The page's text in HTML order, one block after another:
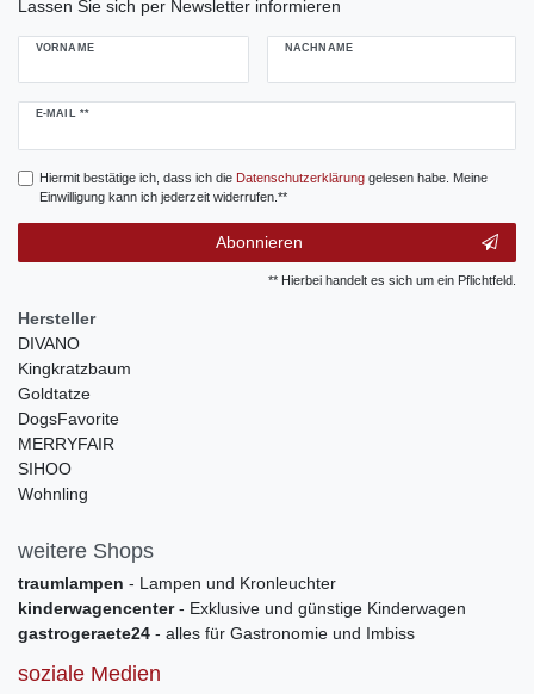
Lassen Sie sich per Newsletter informieren
VORNAME NACHNAME
E-MAIL **
Newsletter
Hiermit bestätige ich, dass ich die Daten­schutz­erklärunggelesen habe. Meine
Einwilligung kann ich jederzeit widerrufen.**
Abonnieren
** Hierbei handelt es sich um ein Pflichtfeld.
Hersteller
DIVANO
Kingkratzbaum
Goldtatze
DogsFavorite
MERRYFAIR
SIHOO
Wohnling
weitere Shops
traumlampen - Lampen und Kronleuchter
kinderwagencenter- Exklusive und günstige Kinderwagen
gastrogeraete24 - alles für Gastronomie und Imbiss
soziale Medien